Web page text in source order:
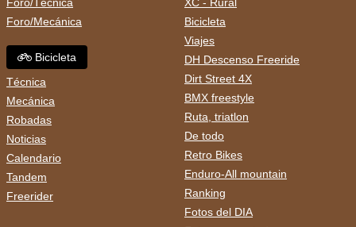
Foro/Mecánica
Bicicleta
Técnica
Mecánica
Robadas
Noticias
Calendario
Tandem
Freerider
Bicicleta
Viajes
DH Descenso Freeride
Dirt Street 4X
BMX freestyle
Ruta, triatlon
De todo
Retro Bikes
Enduro-All mountain
Ranking
Fotos del DIA